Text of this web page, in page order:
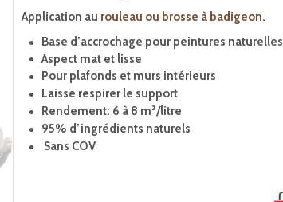
Application au rouleau ou brosse à badigeon.
Base d’accrochage pour peintures naturelles
Aspect mat et lisse
Pour plafonds et murs intérieurs
Laisse respirer le support
Rendement: 6 à 8 m²/litre
95% d’ingrédients naturels
Sans COV